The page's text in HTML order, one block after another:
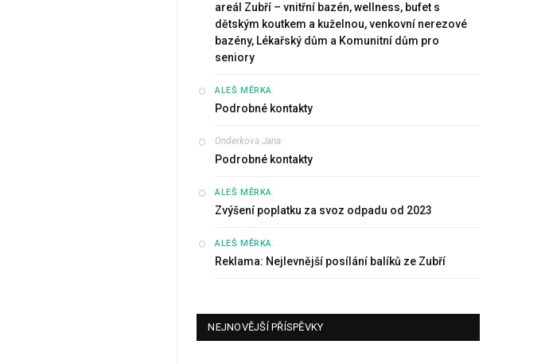
areál Zubří – vnitřní bazén, wellness, bufet s
dětským koutkem a kuželnou, venkovní nerezové
bazény, Lékařský dům a Komunitní dům pro
seniory
ALEŠ MĚRKA:
Podrobné kontakty
Onderkova Jana:
Podrobné kontakty
ALEŠ MĚRKA:
Zvýšení poplatku za svoz odpadu od 2023
ALEŠ MĚRKA:
Reklama: Nejlevnější posílání balíků ze Zubří
NEJNOVĚJŠÍ PŘÍSPĚVKY